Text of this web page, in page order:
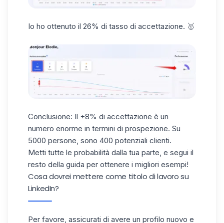
Io ho ottenuto il 26% di tasso di accettazione. 🥇
Conclusione: Il +8% di accettazione è un
numero enorme in termini di prospezione. Su
5000 persone, sono 400 potenziali clienti.
Metti tutte le probabilità dalla tua parte, e segui il
resto della guida per ottenere i migliori esempi!
Cosa dovrei mettere come titolo di lavoro su
LinkedIn?
Per favore, assicurati di avere un profilo nuovo e